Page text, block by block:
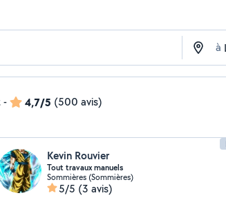
à
- 4,7/5 (500 avis)
Kevin Rouvier
Tout travaux manuels
Sommières (Sommières)
5/5 (3 avis)